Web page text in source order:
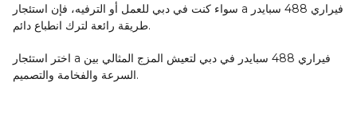
سواء كنت في دبي للعمل أو الترفيه، فإن استئجار a فيراري 488 سبايدر
طريقة رائعة لترك انطباع دائم.
اختر استئجار a فيراري 488 سبايدر في دبي لتعيش المزج المثالي بين
السرعة والفخامة والتصميم.